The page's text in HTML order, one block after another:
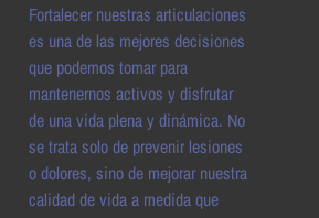
Fortalecer nuestras articulaciones
es una de las mejores decisiones
que podemos tomar para
mantenernos activos y disfrutar
de una vida plena y dinámica. No
se trata solo de prevenir lesiones
o dolores, sino de mejorar nuestra
calidad de vida a medida que